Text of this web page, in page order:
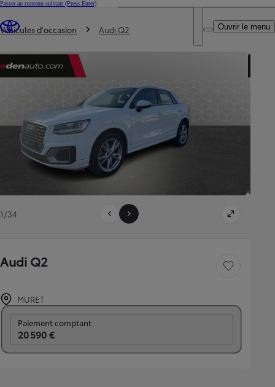
Passer au contenu suivant (Press Enter)
Trouvez un partenaire Toyota
DEALER NAME
Ouvrir le menu
Vous êtes ici
Véhicules d'occasion Audi Q2
1/34
Audi Q2 Sauvegarder le
MURET
Paiement comptant
20 590 €